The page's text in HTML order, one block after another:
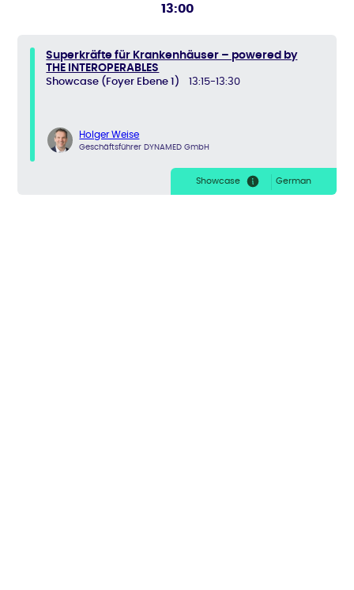
13:00
Superkräfte für Krankenhäuser – powered by
THE INTEROPERABLES
Showcase (Foyer Ebene 1) 13:15-13:30
Holger Weise
Geschäftsführer DYNAMED GmbH
Showcase German